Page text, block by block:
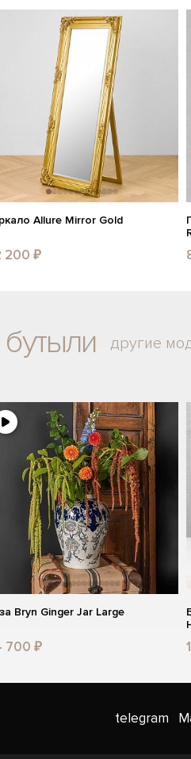
Allure Mirror Gold
200 ₽
другие
Bryn Ginger Jar Large
700 ₽
telegram